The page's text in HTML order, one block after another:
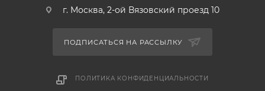
г. Москва, 2-ой Вязовский проезд 10
ПОДПИСАТЬСЯ НА РАССЫЛКУ
ПОЛИТИКА КОНФИДЕНЦИАЛЬНОСТИ